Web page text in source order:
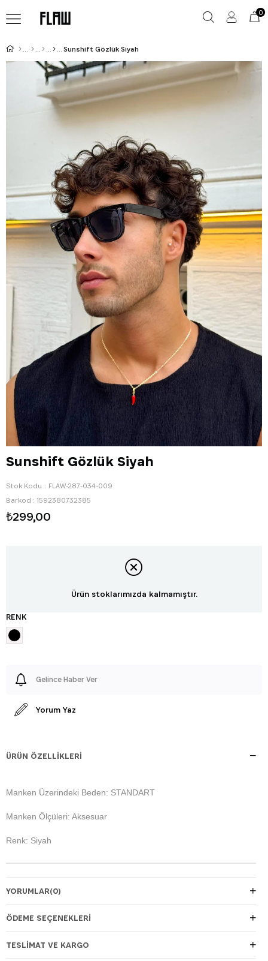
0
Sunshift Gözlük Siyah
Sunshift Gözlük Siyah
Stok Kodu
FLAW-287-034-009
Barkod : 1592380732385
₺299,00
Ürün stoklarımızda kalmamıştır.
RENK
Gelince Haber Ver
Yorum Yaz
ÜRÜN ÖZELLIKLERI
Manken Üzerindeki Beden: STANDART
Manken Ölçüleri: Aksesuar
Renk: Siyah
YORUMLAR(0)
ÖDEME SEÇENEKLERI
TESLIMAT VE KARGO